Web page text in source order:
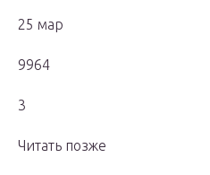
25 мар
9964
3
Читать позже